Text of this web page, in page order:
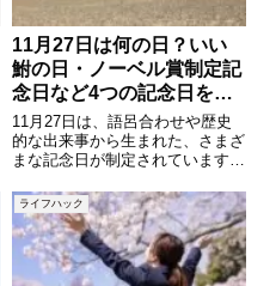
11月27日は何の日？いい
鮒の日・ノーベル賞制定記
念日など4つの記念日を紹
介
11月27日は、語呂合わせや歴史
的な出来事から生まれた、さまざ
まな記念日が制定されています。
ると、毎日が少し楽しくなるもの
です。この記事では、11月27日
にまつわる代表的な4つの記念日
――「いい鮒の日」「ノーベ
ライフハック